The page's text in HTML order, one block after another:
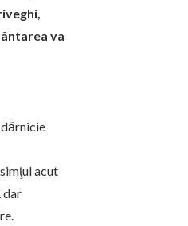
va
acut
dar